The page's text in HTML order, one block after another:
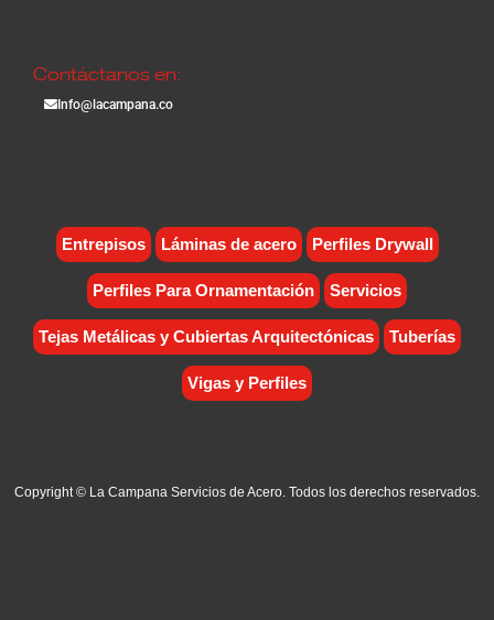
Contáctanos en:
Info@lacampana.co
Entrepisos Láminas de acero Perfiles Drywall
Perfiles Para Ornamentación Servicios
Tejas Metálicas y Cubiertas Arquitectónicas Tuberías
Vigas y Perfiles
Copyright © La Campana Servicios de Acero. Todos los derechos reservados.